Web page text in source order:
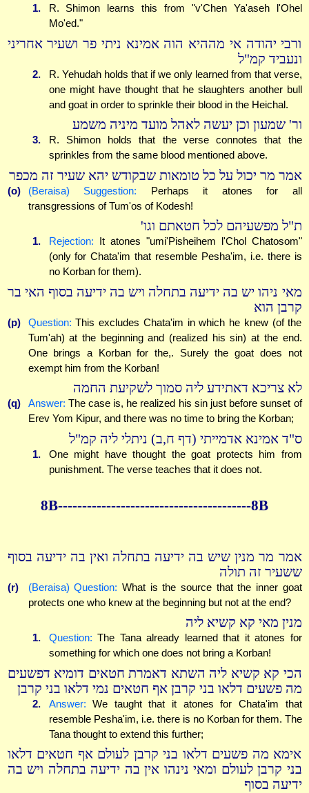
1.
R. Shimon learns this from "v'Chen Ya'aseh l'Ohel
Mo'ed."
ורבי יהודה אי מההיא הוה אמינא ניתי פר ושעיר אחריני
ונעביד קמ"ל
2.
R. Yehudah holds that if we only learned from that verse,
one might have thought that he slaughters another bull
and goat in order to sprinkle their blood in the Heichal.
ור' שמעון וכן יעשה לאהל מועד מיניה משמע
3.
R. Shimon holds that the verse connotes that the
sprinkles from the same blood mentioned above.
אמר מר יכול על כל טומאות שבקודש יהא שעיר זה מכפר
(o) (Beraisa) Suggestion: Perhaps it atones for all
transgressions of Tum'os of Kodesh!
ת"ל מפשעיהם לכל חטאתם וגו'
1. Rejection: It atones "umi'Pisheihem l'Chol Chatosom"
(only for Chata'im that resemble Pesha'im, i.e. there is
no Korban for them).
מאי ניהו יש בה ידיעה בתחלה ויש בה ידיעה בסוף האי בר
קרבן הוא
(p) Question: This excludes Chata'im in which he knew (of the
Tum'ah) at the beginning and (realized his sin) at the end.
One brings a Korban for the,. Surely the goat does not
exempt him from the Korban!
לא צריכא דאתידע ליה סמוך לשקיעת החמה
(q) Answer: The case is, he realized his sin just before sunset of
Erev Yom Kipur, and there was no time to bring the Korban;
ס"ד אמינא אדמייתי (דף ח,ב) ניתלי ליה קמ"ל
1.
One might have thought the goat protects him from
punishment. The verse teaches that it does not.
8B----------------------------------------8B
אמר מר מנין שיש בה ידיעה בתחלה ואין בה ידיעה בסוף
ששעיר זה תולה
(r) (Beraisa) Question: What is the source that the inner goat
protects one who knew at the beginning but not at the end?
מנין מאי קא קשיא ליה
1. Question: The Tana already learned that it atones for
something for which one does not bring a Korban!
הכי קא קשיא ליה השתא דאמרת חטאים דומיא דפשעים
מה פשעים דלאו בני קרבן אף חטאים נמי דלאו בני קרבן
2. Answer: We taught that it atones for Chata'im that
resemble Pesha'im, i.e. there is no Korban for them. The
Tana thought to extend this further;
אימא מה פשעים דלאו בני קרבן לעולם אף חטאים דלאו
בני קרבן לעולם ומאי נינהו אין בה ידיעה בתחלה ויש בה
ידיעה בסוף